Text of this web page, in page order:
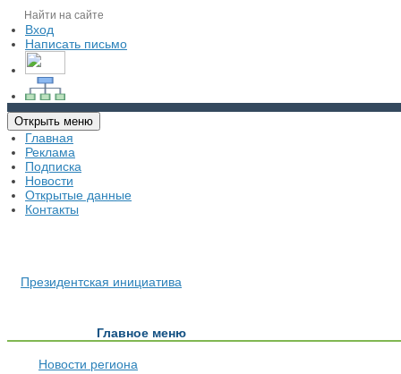
Вход
Написать письмо
Открыть меню
Главная
Реклама
Подписка
Новости
Открытые данные
Контакты
Президентская инициатива
Главное меню
Новости региона